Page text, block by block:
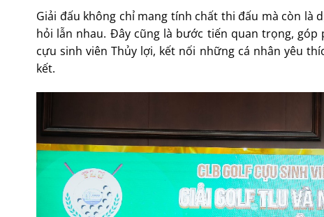
Giải đấu không chỉ mang tính chất thi đấu mà còn là
hỏi lẫn nhau. Đây cũng là bước tiến quan trọng,
cựu sinh viên Thủy lợi, kết nối những cá nhân yêu
kết.